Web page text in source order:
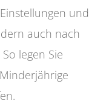
und
auch nach
legen Sie